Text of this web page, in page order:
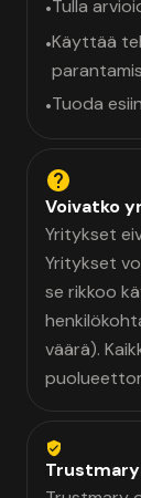
•Tulla
•Käyttää
•Tuoda
Voivatko
Yritykset
Yritykset
se rikkoo
väärä).